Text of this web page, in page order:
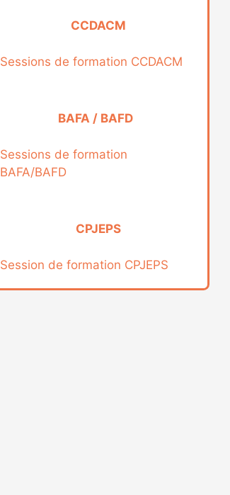
CCDACM
Sessions de formation CCDACM
BAFA / BAFD
Sessions de formation
BAFA/BAFD
CPJEPS
Session de formation CPJEPS